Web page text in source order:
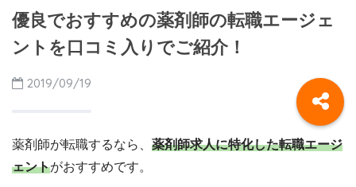
優良でおすすめの薬剤師の転職エージェ
ントを口コミ入りでご紹介！
2019/09/19
薬剤師が転職するなら、 薬剤師求人に特化した転職エージ
ェントがおすすめです。